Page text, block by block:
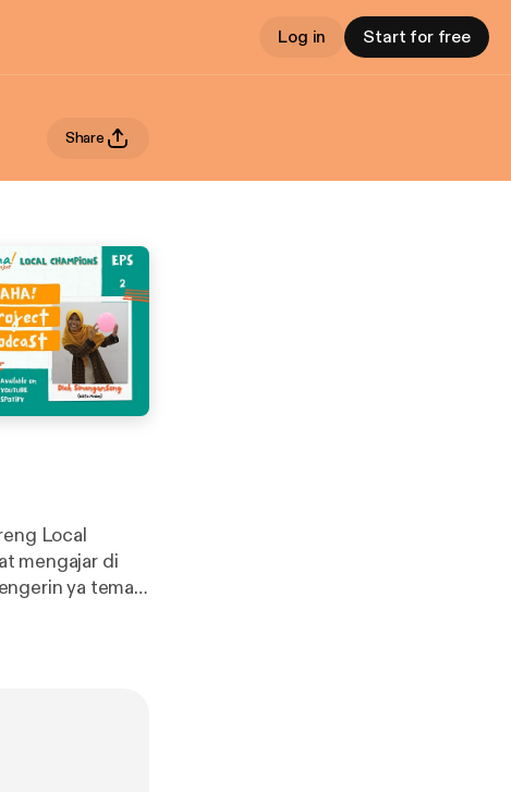
Log in Start for free
Share
Local
mengajar di
ya teman